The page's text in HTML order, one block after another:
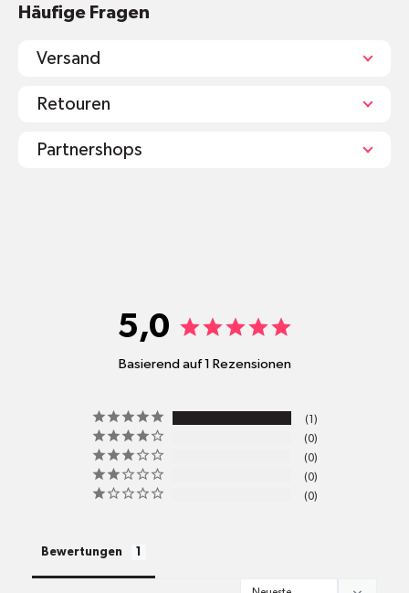
Häufige Fragen
Versand
pro
Standort
Versandkosten
Retouren
Partnershops
5,0
Basierend auf 1 Rezensionen
1
0
0
0
0
Bewertungen